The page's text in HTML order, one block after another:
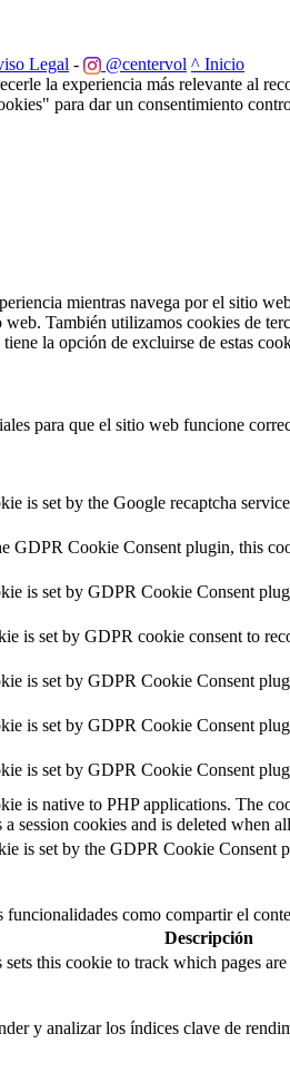
Legal - @centervol ^ Inicio
la experiencia más relevante al
para dar un consentimiento
mientras navega por el sitio
También utilizamos cookies de
la opción de excluirse de estas
para que el sitio web funcione
is set by the Google recaptcha
GDPR Cookie Consent plugin, this
is set by GDPR Cookie Consent
is set by GDPR cookie consent to
is set by GDPR Cookie Consent
is set by GDPR Cookie Consent
is set by GDPR Cookie Consent
is native to PHP applications. The
a session cookies and is deleted when
is set by the GDPR Cookie Consent
como compartir el
Descripción
sets this cookie to track which pages
y analizar los índices clave de